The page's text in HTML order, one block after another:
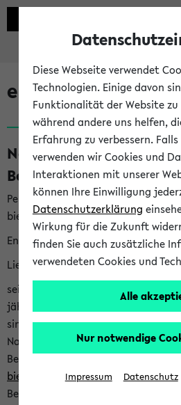
eKVV News
Nachhaltigkeitspreis
Bewerbungsphase
Per E-Mail eingestellt von
bielefeld.de an den Verteiler 'Alle
English version below
Liebe Studierende,
seit 2023 verleiht das Rektorat der
jährlich den Nachhaltigkeitspreis
sind herzlich eingeladen sich mit
Nachhaltigkeitsbüro zu bewerben.
Bewerbung dieses Formular<
bielefeld.de/frontend-server/form/
Bewerbungsfrist endet am
Diese Webseite verwendet
Technologien. Einige davon
Funktionalität der Website
während andere uns helfen,
Erfahrung zu verbessern.
verwenden wir Cookies und
Interaktionen mit unserer
können Ihre Einwilligung
Datenschutzerklärung
Wirkung für die Zukunft
finden Sie auch zusätzliche
verwendeten Cookies und
Alle
Nur notwendige
Impressum Datenschutz